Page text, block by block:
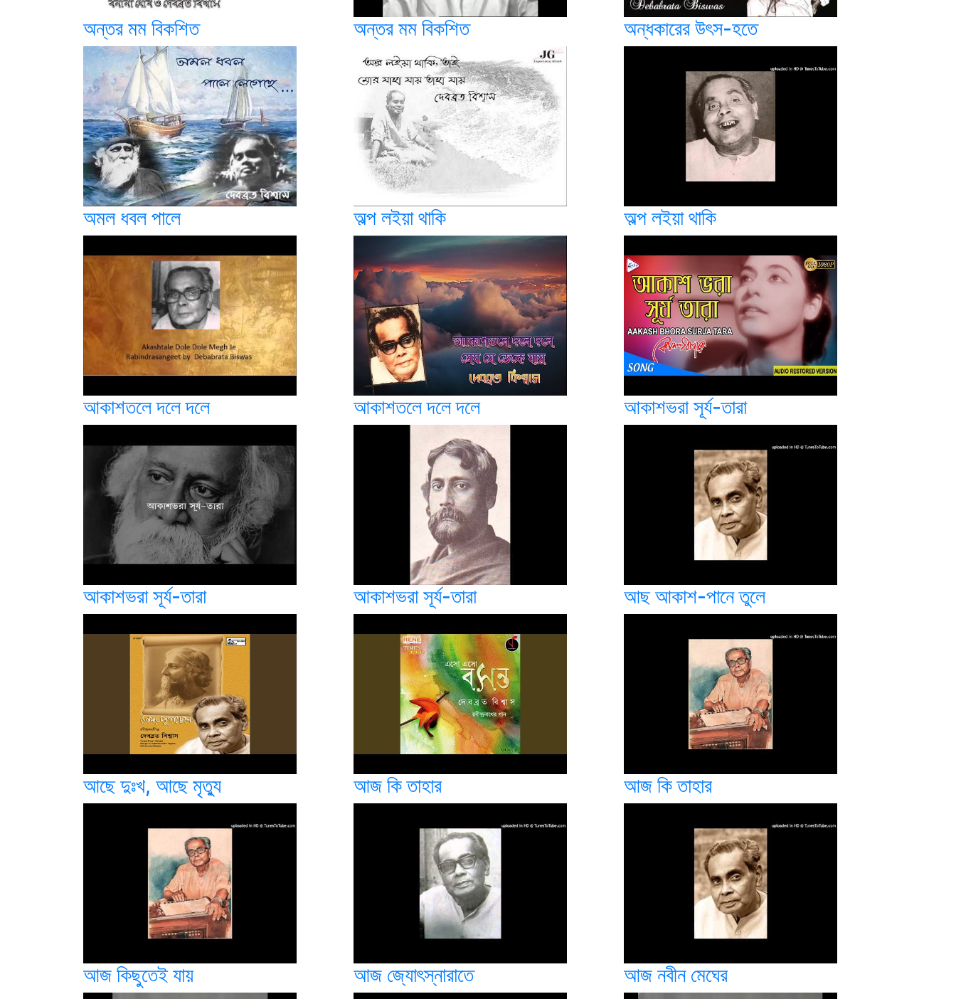
অন্তর মম বিকশিত অন্তর মম বিকশিত অন্ধকারের উৎস-হতে
অমল ধবল পালে অল্প লইয়া থাকি অল্প লইয়া থাকি
আকাশতলে দলে দলে আকাশতলে দলে দলে আকাশভরা সূর্য-তারা
আকাশভরা সূর্য-তারা আকাশভরা সূর্য-তারা আছ আকাশ-পানে তুলে
আছে দুঃখ, আছে মৃত্যু আজ কি তাহার আজ কি তাহার
আজ কিছুতেই যায় আজ জ্যোৎস্নারাতে আজ নবীন মেঘের